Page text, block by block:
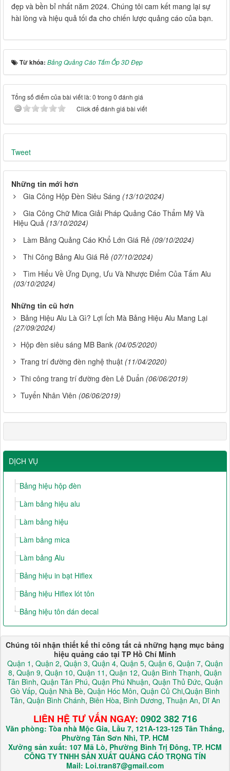
đẹp và bền bỉ nhất năm 2024. Chúng tôi cam kết mang lại sự
hài lòng và hiệu quả tối đa cho chiến lược quảng cáo của bạn.
Từ khóa: Bảng Quảng Cáo Tấm Ốp 3D Đẹp
Tổng số điểm của bài viết là: 0 trong 0 đánh giá
Click để đánh giá bài viết
Tweet
Những tin mới hơn
Gia Công Hộp Đèn Siêu Sáng (13/10/2024)
Gia Công Chữ Mica Giải Pháp Quảng Cáo Thẩm Mỹ Và
Hiệu Quả (13/10/2024)
Làm Bảng Quảng Cáo Khổ Lớn Giá Rẻ (09/10/2024)
Thi Công Bảng Alu Giá Rẻ (07/10/2024)
Tìm Hiểu Về Ứng Dụng, Ưu Và Nhược Điểm Của Tấm Alu
(03/10/2024)
Những tin cũ hơn
Bảng Hiệu Alu Là Gì? Lợi Ích Mà Bảng Hiệu Alu Mang Lại
(27/09/2024)
Hộp đèn siêu sáng MB Bank (04/05/2020)
Trang trí đường đèn nghệ thuật (11/04/2020)
Thi công trang trí đường đèn Lê Duẩn (06/06/2019)
Tuyển Nhân Viên (06/06/2019)
DỊCH VỤ
Bảng hiệu hộp đèn
Làm bảng hiệu alu
Làm bảng hiệu
Làm bảng mica
Làm bảng Alu
Bảng hiệu in bạt Hiflex
Bảng hiệu Hiflex lót tôn
Bảng hiệu tôn dán decal
Chúng tôi nhận thiết kế thi công tất cả những hạng mục bảng
hiệu quảng cáo tại TP Hồ Chí Minh
Quận 1 , Quận 2, Quận 3, Quận 4, Quận 5, Quận 6, Quận 7, Quận
8, Quận 9, Quận 10, Quận 11 , Quận 12, Quận Bình Thạnh, Quận
Tân Bình, Quận Tân Phú, Quận Phú Nhuận, Quận Thủ Đức, Quận
Gò Vấp, Quận Nhà Bè, Quận Hóc Môn, Quận Củ Chi,Quận Bình
Tân, Quận Bình Chánh, Biên Hòa, Bình Dương, Thuận An, Dĩ An
LIÊN HỆ TƯ VẤN NGAY: 0902 382 716
Văn phòng: Tòa nhà Mộc Gia, Lầu 7, 121A-123-125 Tân Thắng,
Phường Tân Sơn Nhì, TP. HCM
Xưởng sản xuất: 107 Mã Lò, Phường Bình Trị Đông, TP. HCM
CÔNG TY TNHH SẢN XUẤT QUẢNG CÁO TRỌNG TÍN
Mail: Loi.tran87@gmail.com